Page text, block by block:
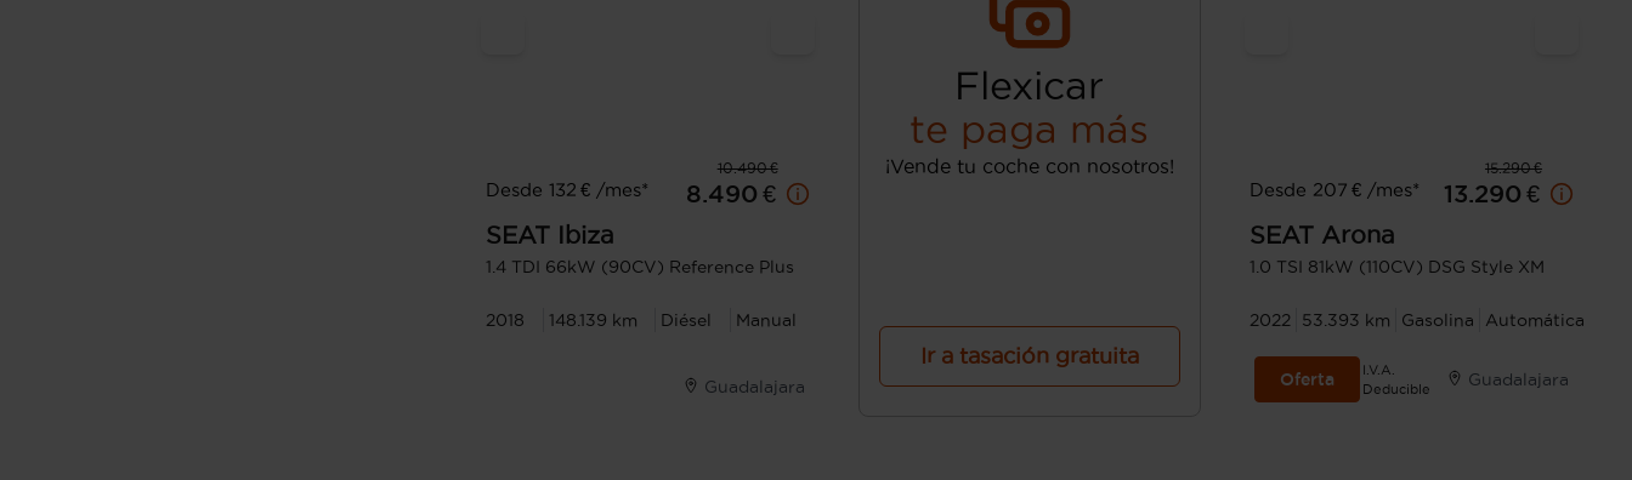
10.490 €
Desde 132 € /mes*
8.490 €
SEAT
Ibiza
1.4 TDI 66kW (90CV) Reference Plus
2018 148.139 km Diésel Manual
Guadalajara
Flexicar
te paga más
¡Vende tu coche con nosotros!
Ir a tasación gratuita
15.290 €
Desde 207 € /mes*
13.290 €
SEAT Arona
1.0 TSI 81kW (110CV) DSG Style XM
2022 53.393 km Gasolina Automática
Oferta
I.V.A.
Deducible
Guadalajara